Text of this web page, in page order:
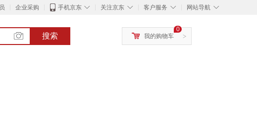
企业采购 ◇
手机京东 ◇
关注京东 ◇
客户服务 ◇
网站导航
搜索 >
0
我的购物车